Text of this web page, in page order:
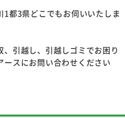
都3県どこでもお伺いいたしま
引越し、引越しゴミでお困り
スにお問い合わせください